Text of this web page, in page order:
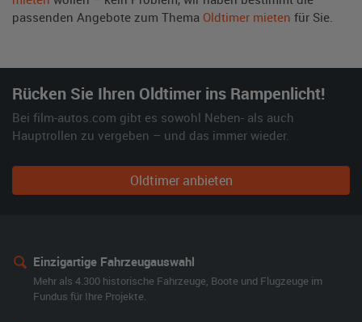
passenden Angebote zum Thema Oldtimer mieten für Sie.
Rücken Sie Ihren Oldtimer ins Rampenlicht!
Bei film-autos.com gibt es sowohl Neben- als auch
Hauptrollen zu vergeben – und das immer wieder.
Oldtimer anbieten
Einzigartige Fahrzeugauswahl
Mehr als 4.300 historische Fahrzeuge, Boote und Flugzeuge im
Fundus für Ihre Projekte.